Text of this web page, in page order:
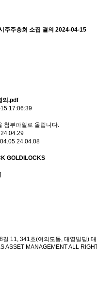
주주총회 소집 결의 2024-04-15
의.pdf
17:06:39
첨부파일로 올립니다.
24.04.29
24.04.08
GOLDILOCKS
11, 341호(여의도동, 대영빌딩)
ASSET MANAGEMENT ALL